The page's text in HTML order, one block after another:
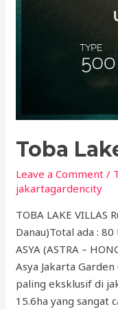
Toba
Leave a Comment /
jakartagardencity
TOBA LAKE VILLAS
Danau)Total ada :
ASYA (ASTRA –
Asya Jakarta
paling eksklusif di
15.6ha yang sangat